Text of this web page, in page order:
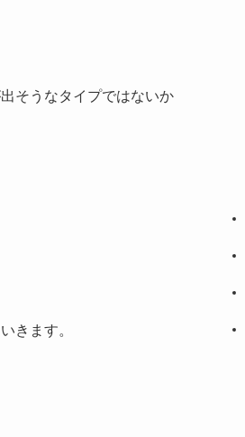
そうなタイプではないか
きます。